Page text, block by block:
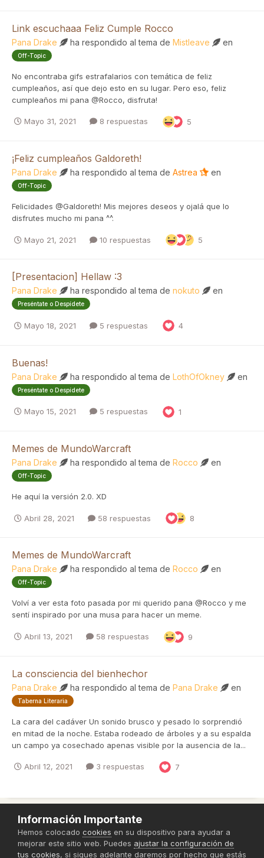
Link escuchaaa Feliz Cumple Rocco
Pana Drake ha respondido al tema de Mistleave en
Off-Topic
No encontraba gifs estrafalarios con temática de feliz
cumpleaños, así que dejo esto en su lugar. Pero eso, feliz
cumpleaños mi pana @Rocco, disfruta!
Mayo 31, 2021 8 respuestas 5
¡Feliz cumpleaños Galdoreth!
Pana Drake ha respondido al tema de Astrea en
Off-Topic
Felicidades @Galdoreth! Mis mejores deseos y ojalá que lo
disfrutes mucho mi pana ^^.
Mayo 21, 2021 10 respuestas 5
[Presentacion] Hellaw :3
Pana Drake ha respondido al tema de nokuto en
Preséntate o Despídete
Mayo 18, 2021 5 respuestas 4
Buenas!
Pana Drake ha respondido al tema de LothOfOkney en
Preséntate o Despídete
Mayo 15, 2021 5 respuestas 1
Memes de MundoWarcraft
Pana Drake ha respondido al tema de Rocco en
Off-Topic
He aquí la versión 2.0. XD
Abril 28, 2021 58 respuestas 8
Memes de MundoWarcraft
Pana Drake ha respondido al tema de Rocco en
Off-Topic
Volví a ver esta foto pasada por mi querido pana @Rocco y me
sentí inspirado por una musa para hacer un meme.
Abril 13, 2021 58 respuestas 9
La consciencia del bienhechor
Pana Drake ha respondido al tema de Pana Drake en
Taberna Literaria
La cara del cadáver Un sonido brusco y pesado lo sorprendió
en mitad de la noche. Estaba rodeado de árboles y a su espalda
un campo ya cosechado apenas visible por la ausencia de la...
Abril 12, 2021 3 respuestas 7
Política de Privacidad
Powered by Invision Community
Información Importante
Hemos colocado cookies en su dispositivo para ayudar a
mejorar este sitio web. Puedes ajustar la configuración de
tus cookies, si sigues adelante daremos por hecho que estás